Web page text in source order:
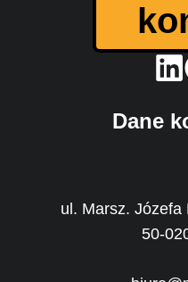
Dane
ul. Marsz. Józefa
50-